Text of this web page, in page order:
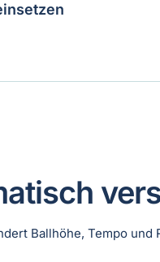
Ballhöhe, Tempo